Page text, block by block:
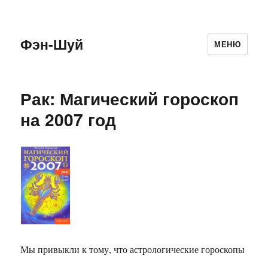
Фэн-Шуй МЕНЮ
Рак: Магический гороскоп
на 2007 год
Мы привыкли к тому, что астрологические гороскопы